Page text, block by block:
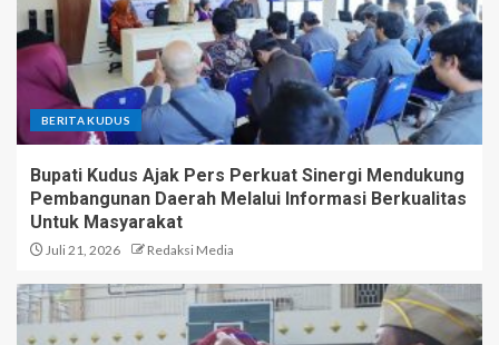
BERITA KUDUS
Bupati Kudus Ajak Pers Perkuat Sinergi Mendukung
Pembangunan Daerah Melalui Informasi Berkualitas
Untuk Masyarakat
Juli 21, 2026 Redaksi Media